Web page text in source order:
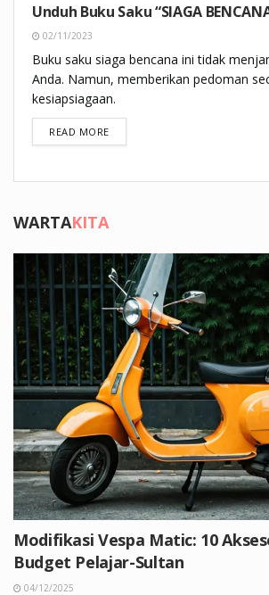
Unduh Buku Saku “SIAGA
02/11/2023
Buku saku siaga bencana ini tidak
Anda. Namun, memberikan pedoman
kesiapsiagaan.
READ MOREDETAILS
WARTAKITA
Modifikasi Vespa Matic: 10
Budget Pelajar-Sultan
04/12/2025